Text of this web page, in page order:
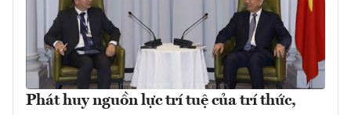
Phát huy nguồn lực trí tuệ của trí thức,